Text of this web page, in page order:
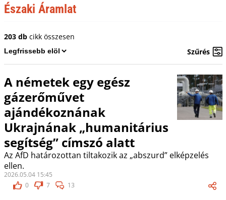
Északi Áramlat
203 dbcikk összesen
Szűrés
A németek egy egész
gázerőművet
ajándékoznának
Ukrajnának „humanitárius
segítség” címszó alatt
Az AfD határozottan tiltakozik az „abszurd” elképzelés
ellen.
2026.05.04 15:45
0
7 13